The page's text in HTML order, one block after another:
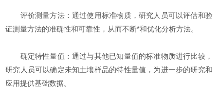
评价测量方法：通过使用标准物质，研究人员可以评估和验
证测量方法的准确性和可靠性，从而不断*和优化分析方法。
确定特性量值：通过与其他已知量值的标准物质进行比较，
研究人员可以确定未知土壤样品的特性量值，为进一步的研究和
应用提供基础数据。